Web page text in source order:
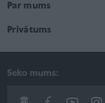
Par mums
Privātums
Seko mums: